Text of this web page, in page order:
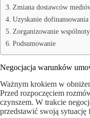
Zmiana dostawców
Uzyskanie
Zorganizowanie
Podsumowanie
Negocjacja warunków
Ważnym krokiem w
Przed rozpoczęciem
czynszem. W trakcie
przedstawić swoją